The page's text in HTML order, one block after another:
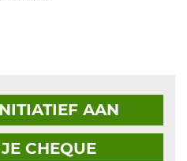
AAN
CHEQUE